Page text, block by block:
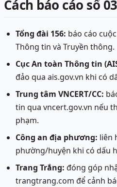
Cách báo cáo số
Tổng đài 156: báo cáo
Thông tin và Truyền thông.
Cục An toàn Thông tin
đảo qua ais.gov.vn khi có
Trung tâm VNCERT/CC:
tin qua vncert.gov.vn nếu
phạm.
Công an địa phương: liên
phường/huyện khi có dấu
Trang Trắng: đóng góp
trangtrang.com để cảnh